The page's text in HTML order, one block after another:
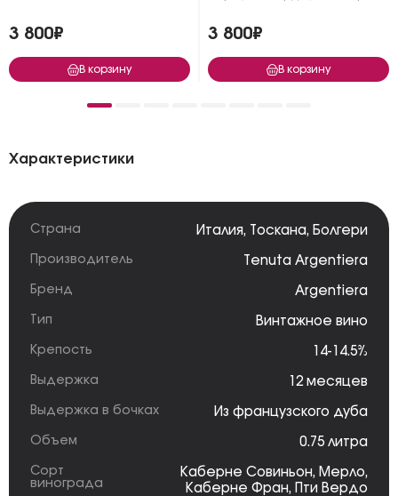
3 800₽
В корзину
3 800₽
В корзину
Характеристики
Страна Италия, Тоскана, Болгери
Производитель Tenuta Argentiera
Бренд Argentiera
Тип Винтажное вино
Крепость 14-14.5%
Выдержка 12 месяцев
Выдержка в бочках Из французского дуба
Объем 0.75 литра
Сорт
винограда
Каберне Совиньон, Мерло,
Каберне Фран, Пти Вердо